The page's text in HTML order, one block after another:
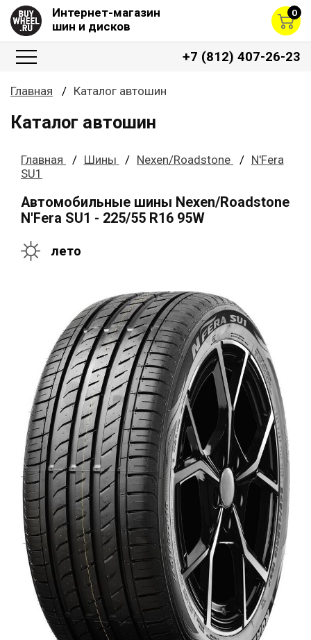
Интернет-магазин
шин и дисков
0
+7 (812) 407-26-23
Главная Каталог автошин
Каталог автошин
Главная Шины Nexen/Roadstone
N'Fera
SU1
Автомобильные шины Nexen/Roadstone
N'Fera SU1 - 225/55 R16 95W
лето